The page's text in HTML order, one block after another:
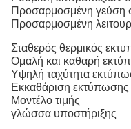
Προσαρμοσμένη γεύση
Προσαρμοσμένη
Σταθερός θερμικός
Ομαλή και καθαρή
Υψηλή ταχύτητα
Εκκαθάριση εκτύπωσης
Μοντέλο τιμής
γλώσσα υποστήριξης